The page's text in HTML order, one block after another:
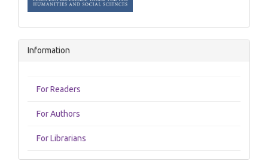
Information
For Readers
For Authors
For Librarians